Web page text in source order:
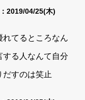
2019/04/25(木)
てるところなん
る人なんて自分
すのは笑止